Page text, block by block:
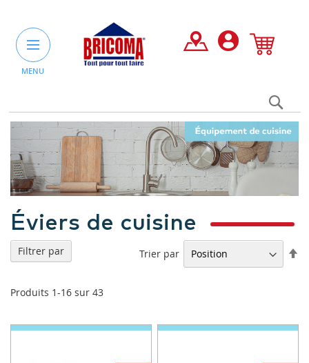
MENU
un
ou
une
Éviers de cuisine
Produits 1-16 sur 43
Trier par
Filtrer par